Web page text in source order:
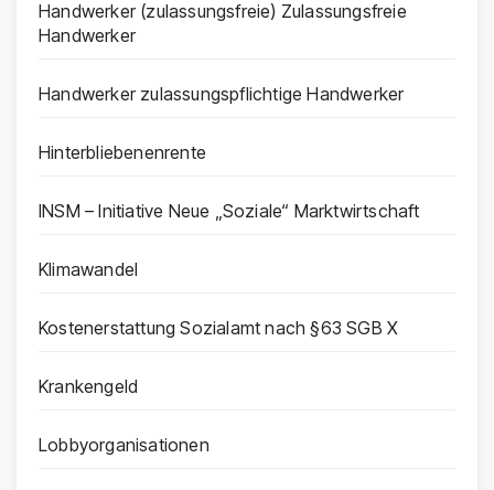
Handwerker (zulassungsfreie) Zulassungsfreie
Handwerker
Handwerker zulassungspflichtige Handwerker
Hinterbliebenenrente
INSM – Initiative Neue „Soziale“ Marktwirtschaft
Klimawandel
Kostenerstattung Sozialamt nach §63 SGB X
Krankengeld
Lobbyorganisationen